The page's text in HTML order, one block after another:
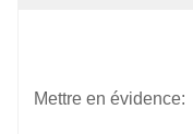
Mettre en évidence: